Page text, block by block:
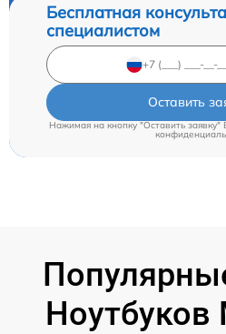
Бесплатная
специалистом
Оставить
Нажимая на кнопку "Оставить
Ноутбуков